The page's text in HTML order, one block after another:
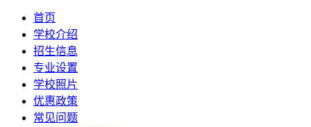
首页
学校介绍
招生信息
专业设置
学校照片
优惠政策
常见问题